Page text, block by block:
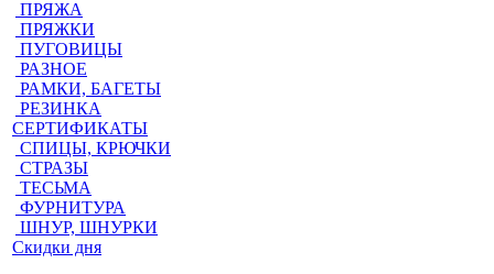
ПРЯЖА
ПРЯЖКИ
ПУГОВИЦЫ
РАЗНОЕ
РАМКИ, БАГЕТЫ
РЕЗИНКА
СЕРТИФИКАТЫ
СПИЦЫ, КРЮЧКИ
СТРАЗЫ
ТЕСЬМА
ФУРНИТУРА
ШНУР, ШНУРКИ
Скидки дня